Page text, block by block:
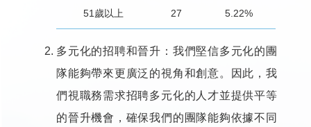
51歲以上 27 5.22%
多元化的招聘和晉升：我們堅信多元化的團
隊能夠帶來更廣泛的視角和創意。因此，我
們視職務需求招聘多元化的人才並提供平等
的晉升機會，確保我們的團隊能夠依據不同